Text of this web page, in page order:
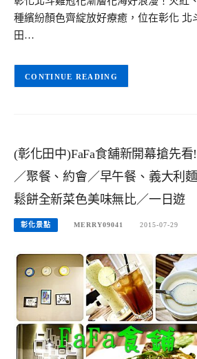
種繽紛顏色齊綻放好療癒，位在彰化 北
田…
CONTINUE READING
(彰化田中)FaFa食舖新開幕搶先
／聚餐、約會／早午餐、義大利
鬆餅全新菜色美味無比／一日遊
彰化景點 MERRY09041 2015-07-29